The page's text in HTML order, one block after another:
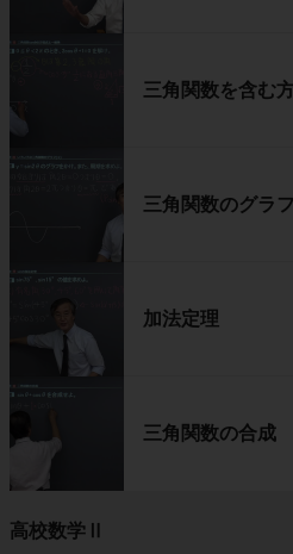
三角関数を含む
三角関数のグラフ
加法定理
三角関数の合成
高校数学Ⅱ